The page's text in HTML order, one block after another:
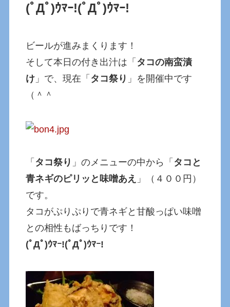
(ﾟДﾟ)ｳﾏｰ!(ﾟДﾟ)ｳﾏｰ!
ビールが進みまくります！
そして本日の付き出汁は「 タコの南蛮漬
け 」で、現在「 タコ祭り 」を開催中です
（＾＾
「 タコ祭り 」のメニューの中から「 タコと
青ネギのピリッと味噌あえ 」（４００円）
です。
タコがぷりぷりで青ネギと甘酸っぱい味噌
との相性もばっちりです！
(ﾟДﾟ)ｳﾏｰ!(ﾟДﾟ)ｳﾏｰ!